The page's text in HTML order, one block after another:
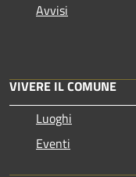
Avvisi
VIVERE IL COMUNE
Luoghi
Eventi